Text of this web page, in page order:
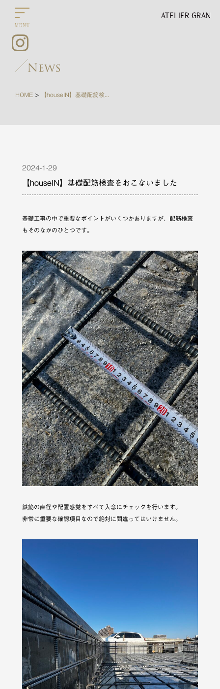
HOME >
2024-1-29
【houseIN】基礎配筋検査をおこないました
基礎工事の中で重要なポイントがいくつかありますが、配筋検査
もそのなかのひとつです。
鉄筋の直径や配置感覚をすべて入念にチェックを行います。
非常に重要な確認項目なので絶対に間違ってはいけません。